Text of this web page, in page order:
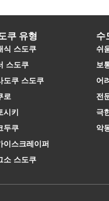
쿠 유형
식 스도쿠
스도쿠
도쿠 스도쿠
로
시키
두쿠
이스크레이퍼
소 스도쿠
수
쉬
보
어
전
극
악